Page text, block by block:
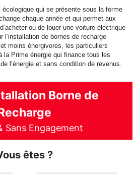
écologique qui se présente sous la forme
chaque année et qui permet aux
ou de louer une voiture électrique
l’installation de bornes de recharge
moins énergivores, les particuliers
la Prime énergie qui finance tous les
l’énergie et sans condition de revenus.